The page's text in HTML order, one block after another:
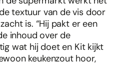
textuur van de vis door
is. “Hij pakt er een
inhoud over de
wat hij doet en Kit kijkt
keukenzout hoor,